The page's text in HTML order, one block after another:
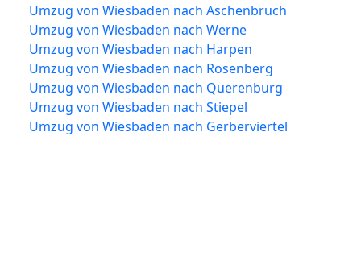
Umzug von Wiesbaden nach Aschenbruch
Umzug von Wiesbaden nach Werne
Umzug von Wiesbaden nach Harpen
Umzug von Wiesbaden nach Rosenberg
Umzug von Wiesbaden nach Querenburg
Umzug von Wiesbaden nach Stiepel
Umzug von Wiesbaden nach Gerberviertel